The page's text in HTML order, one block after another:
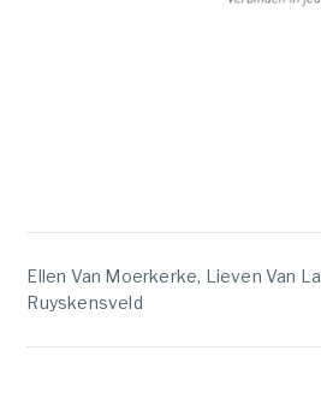
Ellen Van Moerkerke, Lieven Van
Ruyskensveld